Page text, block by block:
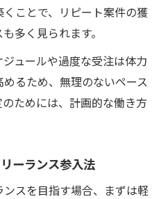
ことで、リピート案件の獲
多く見られます。
ュールや過度な受注は体力
るため、無理のないペース
ためには、計画的な働き方
ーランス参入法
スを目指す場合、まずは軽